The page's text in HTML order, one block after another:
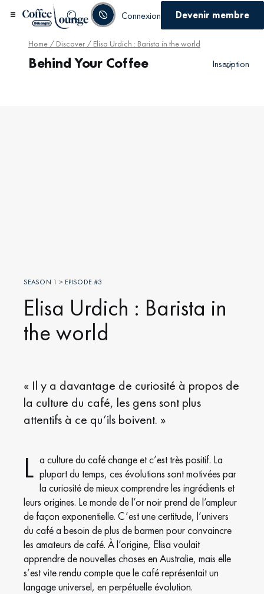
Connexion Devenir membre
Inscription
Home / Discover / Elisa Urdich : Barista in the world
Behind Your Coffee
SEASON 1 > EPISODE #3
Elisa Urdich : Barista in
the world
« Il y a davantage de curiosité à propos de
la culture du café, les gens sont plus
attentifs à ce qu’ils boivent. »
L a culture du café change et c’est très positif. La
plupart du temps, ces évolutions sont motivées par
la curiosité de mieux comprendre les ingrédients et
leurs origines. Le monde de l’or noir prend de l’ampleur
de façon exponentielle. C’est une certitude, l’univers
du café a besoin de plus de barmen pour convaincre
les amateurs de café. À l’origine, Elisa voulait
apprendre de nouvelles choses en Australie, mais elle
s’est vite rendu compte que le café représentait un
langage universel, en perpétuelle évolution.